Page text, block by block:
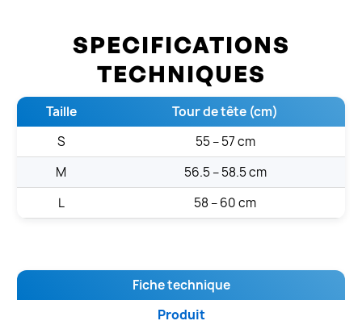
SPECIFICATIONS
TECHNIQUES
Taille
Tour de tête (cm)
S
55 – 57 cm
M
56.5 – 58.5 cm
L
58 – 60 cm
Fiche technique
Produit